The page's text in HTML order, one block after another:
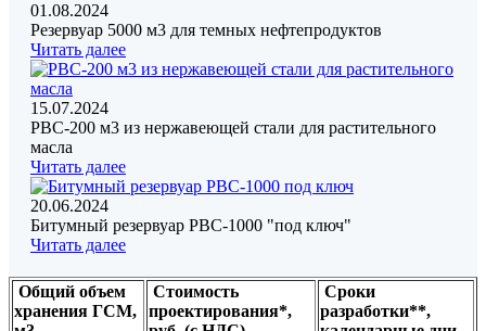
01.08.2024
Резервуар 5000 м3 для темных нефтепродуктов
Читать далее
15.07.2024
РВС-200 м3 из нержавеющей стали для растительного
масла
Читать далее
20.06.2024
Битумный резервуар РВС-1000 "под ключ"
Читать далее
Общий объем
хранения ГСМ,
Стоимость
проектирования*,
Сроки
разработки**,